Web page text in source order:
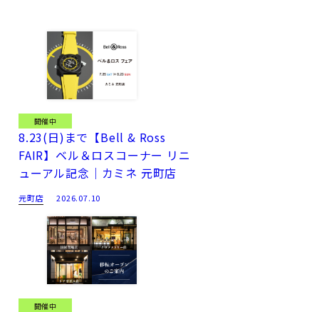
開催中
8.23(日)まで【Bell & Ross
FAIR】ベル＆ロスコーナー リニ
ューアル記念｜カミネ 元町店
元町店 2026.07.10
開催中